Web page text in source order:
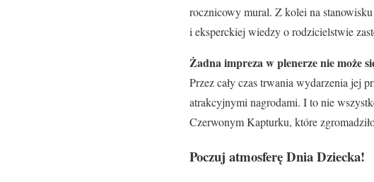
rocznicowy mural. Z kolei na
i eksperckiej wiedzy o rodzicielstwie
Żadna impreza w plenerze nie może
Przez cały czas trwania wydarzenia jej
atrakcyjnymi nagrodami. I to nie
Czerwonym Kapturku, które
Poczuj atmosferę Dnia Dziecka!